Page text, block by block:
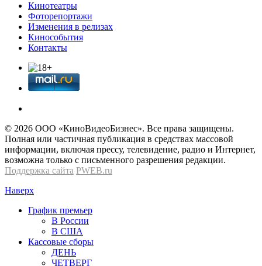
Кинотеатры
Фоторепортажи
Изменения в релизах
Кинособытия
Контакты
© 2026 OOО «КиноВидеоБизнес». Все права защищены.
Полная или частичная публикация в средствах массовой
информации, включая прессу, телевидение, радио и Интернет,
возможна только с письменного разрешения редакции.
Поддержка сайта PWEB.ru
Наверх
График премьер
В России
В США
Кассовые сборы
ДЕНЬ
ЧЕТВЕРГ